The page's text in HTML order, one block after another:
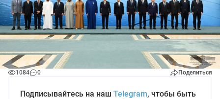
1084 0 Поделиться
Подписывайтесь на наш Telegram, чтобы быть